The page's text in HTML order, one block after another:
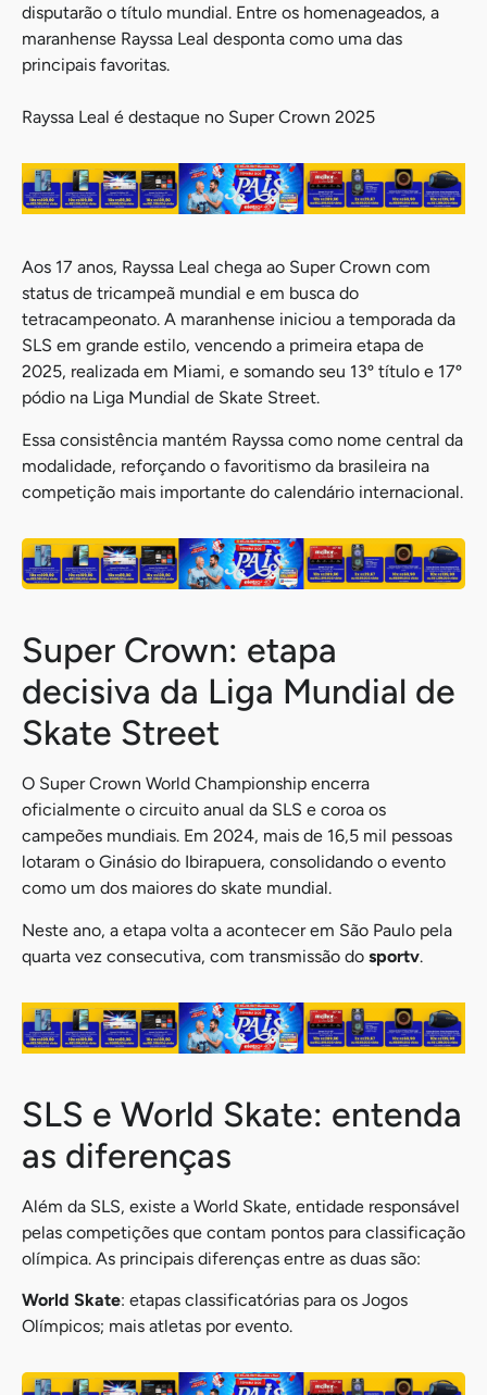
disputarão o título mundial. Entre os homenageados, a
maranhense Rayssa Leal desponta como uma das
principais favoritas.
Rayssa Leal é destaque no Super Crown 2025
Aos 17 anos, Rayssa Leal chega ao Super Crown com
status de tricampeã mundial e em busca do
tetracampeonato. A maranhense iniciou a temporada da
SLS em grande estilo, vencendo a primeira etapa de
2025, realizada em Miami, e somando seu 13º título e 17º
pódio na Liga Mundial de Skate Street.
Essa consistência mantém Rayssa como nome central da
modalidade, reforçando o favoritismo da brasileira na
competição mais importante do calendário internacional.
Super Crown: etapa
decisiva da Liga Mundial de
Skate Street
O Super Crown World Championship encerra
oficialmente o circuito anual da SLS e coroa os
campeões mundiais. Em 2024, mais de 16,5 mil pessoas
lotaram o Ginásio do Ibirapuera, consolidando o evento
como um dos maiores do skate mundial.
Neste ano, a etapa volta a acontecer em São Paulo pela
quarta vez consecutiva, com transmissão do sportv.
SLS e World Skate: entenda
as diferenças
Além da SLS, existe a World Skate, entidade responsável
pelas competições que contam pontos para classificação
olímpica. As principais diferenças entre as duas são:
World Skate: etapas classificatórias para os Jogos
Olímpicos; mais atletas por evento.